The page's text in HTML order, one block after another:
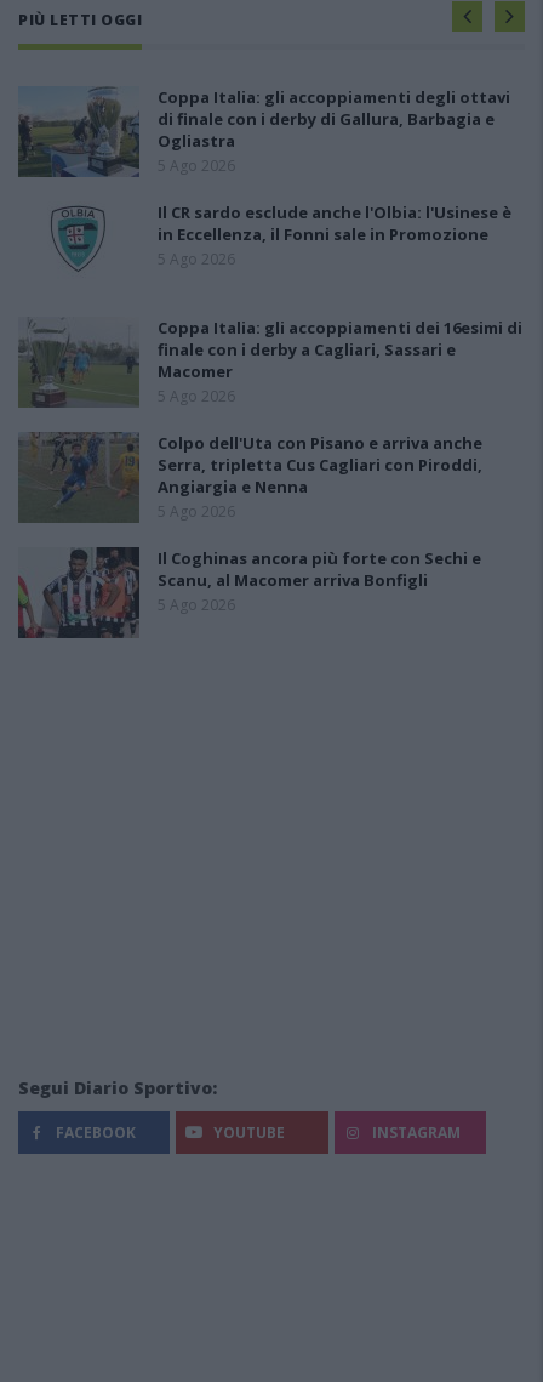
PIÙ LETTI OGGI
Coppa Italia: gli accoppiamenti degli ottavi
di finale con i derby di Gallura, Barbagia e
Ogliastra
5 Ago 2026
Il CR sardo esclude anche l'Olbia: l'Usinese è
in Eccellenza, il Fonni sale in Promozione
5 Ago 2026
Coppa Italia: gli accoppiamenti dei 16esimi di
finale con i derby a Cagliari, Sassari e
Macomer
5 Ago 2026
Colpo dell'Uta con Pisano e arriva anche
Serra, tripletta Cus Cagliari con Piroddi,
Angiargia e Nenna
5 Ago 2026
Il Coghinas ancora più forte con Sechi e
Scanu, al Macomer arriva Bonfigli
5 Ago 2026
Segui Diario Sportivo:
FACEBOOK YOUTUBE INSTAGRAM